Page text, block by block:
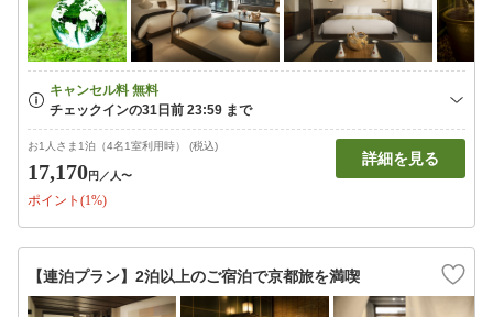
お1人さま1泊（4名1室利用時） (税込)
17,170円 ／人〜
ポイント(1%)
詳細を見る
【連泊プラン】2泊以上のご宿泊で京都旅を満喫